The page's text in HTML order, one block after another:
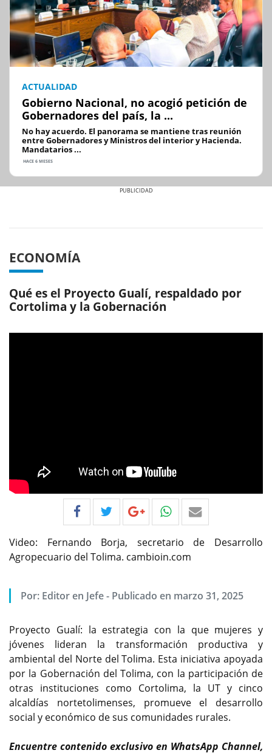
ACTUALIDAD
Gobierno Nacional, no acogió petición de
Gobernadores del país, la ...
No hay acuerdo. El panorama se mantiene tras reunión
entre Gobernadores y Ministros del interior y Hacienda.
Mandatarios ...
HACE 6 MESES
ECONOMÍA
Qué es el Proyecto Gualí, respaldado por
Cortolima y la Gobernación
Video: Fernando Borja, secretario de Desarrollo
Agropecuario del Tolima. cambioin.com
Por: Editor en Jefe- Publicado en marzo 31, 2025
Proyecto Gualí: la estrategia con la que mujeres y
jóvenes lideran la transformación productiva y
ambiental del Norte del Tolima. Esta iniciativa apoyada
por la Gobernación del Tolima, con la participación de
otras instituciones como Cortolima, la UT y cinco
alcaldías nortetolimenses, promueve el desarrollo
social y económico de sus comunidades rurales.
Encuentre contenido exclusivo en WhatsApp Channel,